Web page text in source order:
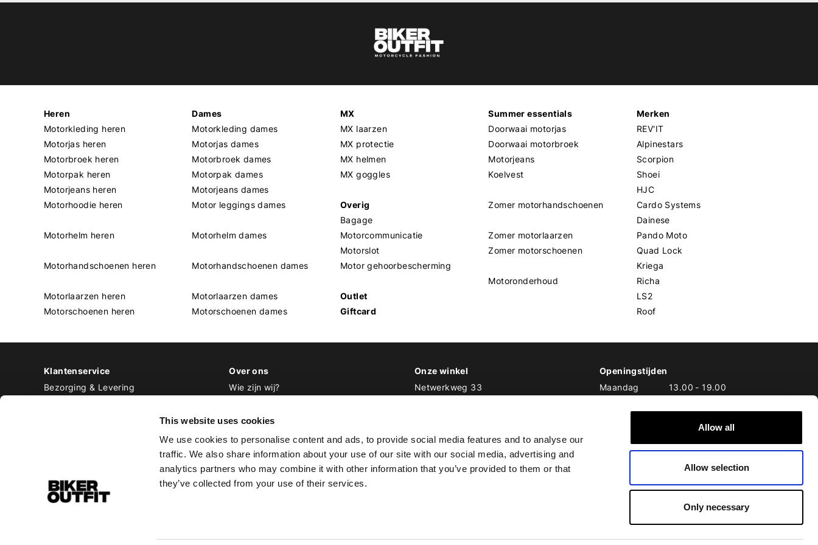
This website uses cookies
We use cookies to personalise content and ads, to provide social media features and to analyse our
traffic. We also share information about your use of our site with our social media, advertising and
analytics partners who may combine it with other information that you’ve provided to them or that
they’ve collected from your use of their services.
Allow all
Allow selection
Only necessary
Heren
Motorkleding heren
Motorjas heren
Motorbroek heren
Motorpak heren
Motorjeans heren
Motorhoodie heren
Motorhelm heren
Motorhandschoenen heren
Motorlaarzen heren
Motorschoenen heren
Dames
Motorkleding dames
Motorjas dames
Motorbroek dames
Motorpak dames
Motorjeans dames
Motor leggings dames
Motorhelm dames
Motorhandschoenen dames
Motorlaarzen dames
Motorschoenen dames
MX
MX laarzen
MX protectie
MX helmen
MX goggles
Overig
Bagage
Motorcommunicatie
Motorslot
Motor gehoorbescherming
Outlet
Giftcard
Summer essentials
Doorwaai motorjas
Doorwaai motorbroek
Motorjeans
Koelvest
Zomer motorhandschoenen
Zomer motorlaarzen
Zomer motorschoenen
Motoronderhoud
Merken
REV'IT
Alpinestars
Scorpion
Shoei
HJC
Cardo Systems
Dainese
Pando Moto
Quad Lock
Kriega
Richa
LS2
Roof
Klantenservice
Bezorging & Levering
Privacy Policy
Over ons
Wie zijn wij?
Werken bij Biker Outfit
Onze winkel
Netwerkweg 33
T 020 493 03 67
Openingstijden
Maandag
13.00 - 19.00
Woensdag
10.00-19.00
-20.00
Zaterdag
10.00-17.00
10.00-17.00